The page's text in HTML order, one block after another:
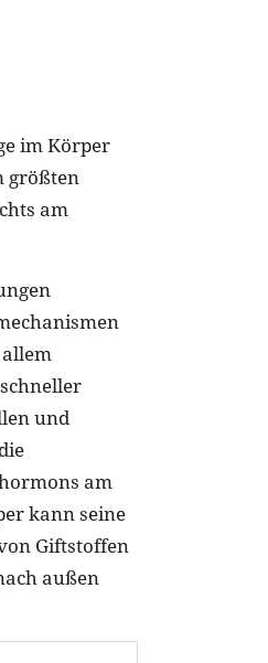
im Körper
größten
am
und
am
kann seine
Giftstoffen
außen